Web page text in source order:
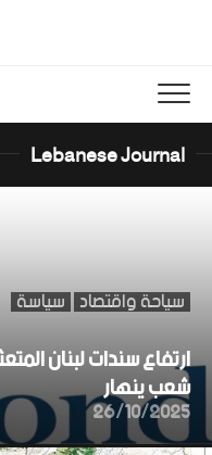
Lebanese Journal
سياحة واقتصاد سياسة
ارتفاع سندات لبنان
شعب ينهار
26/10/2025